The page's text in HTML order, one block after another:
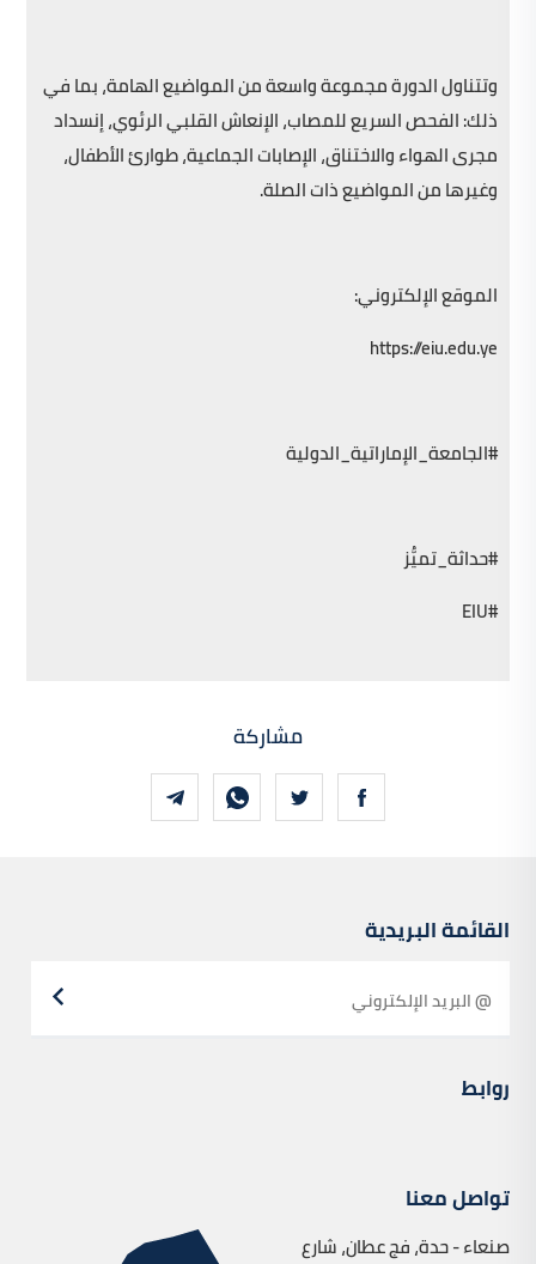
وتتناول الدورة مجموعة واسعة من المواضيع الهامة، بما في
ذلك: الفحص السريع للمصاب، الإنعاش القلبي الرئوي، إنسداد
مجرى الهواء والاختناق، الإصابات الجماعية، طوارئ الأطفال،
وغيرها من المواضيع ذات الصلة.
الموقع الإلكتروني:
https://eiu.edu.ye
#الجامعة_الإماراتية_الدولية
#حداثة_تميُّز
#EIU
مشاركة
القائمة البريدية
روابط
تواصل معنا
صنعاء - حدة، فج عطان، شارع